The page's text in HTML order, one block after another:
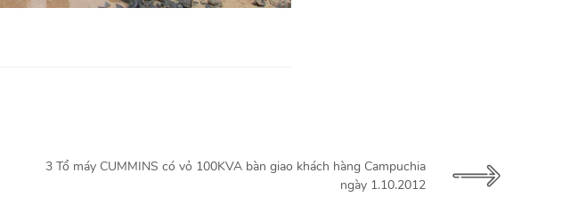
3 Tổ máy CUMMINS có vỏ 100KVA bàn giao khách hàng Campuchia
ngày 1.10.2012